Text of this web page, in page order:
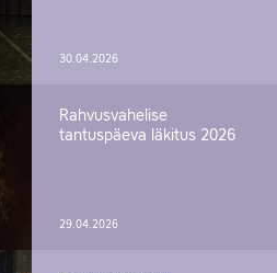
30.04.2026
Rahvusvahelise
tantuspäeva läkitus 2026
29.04.2026